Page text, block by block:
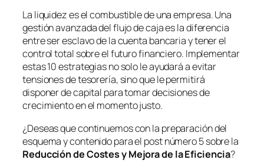
La liquidez es el combustible de una empresa. Una
gestión avanzada del flujo de caja es la diferencia
entre ser esclavo de la cuenta bancaria y tener el
control total sobre el futuro financiero. Implementar
estas 10 estrategias no solo le ayudará a evitar
tensiones de tesorería, sino que le permitirá
disponer de capital para tomar decisiones de
crecimiento en el momento justo.
¿Deseas que continuemos con la preparación del
esquema y contenido para el post número 5 sobre la
Reducción de Costes y Mejora de la Eficiencia?